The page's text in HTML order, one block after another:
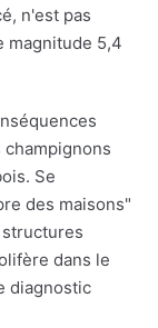
n'est pas
magnitude 5,4
Se
des maisons"
dans le
diagnostic